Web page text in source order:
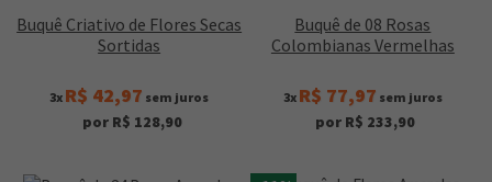
Buquê Criativo de Flores Secas
Sortidas
3x R$ 42,97 sem juros
por R$ 128,90
Buquê de 08 Rosas
Colombianas Vermelhas
3x R$ 77,97 sem juros
por R$ 233,90